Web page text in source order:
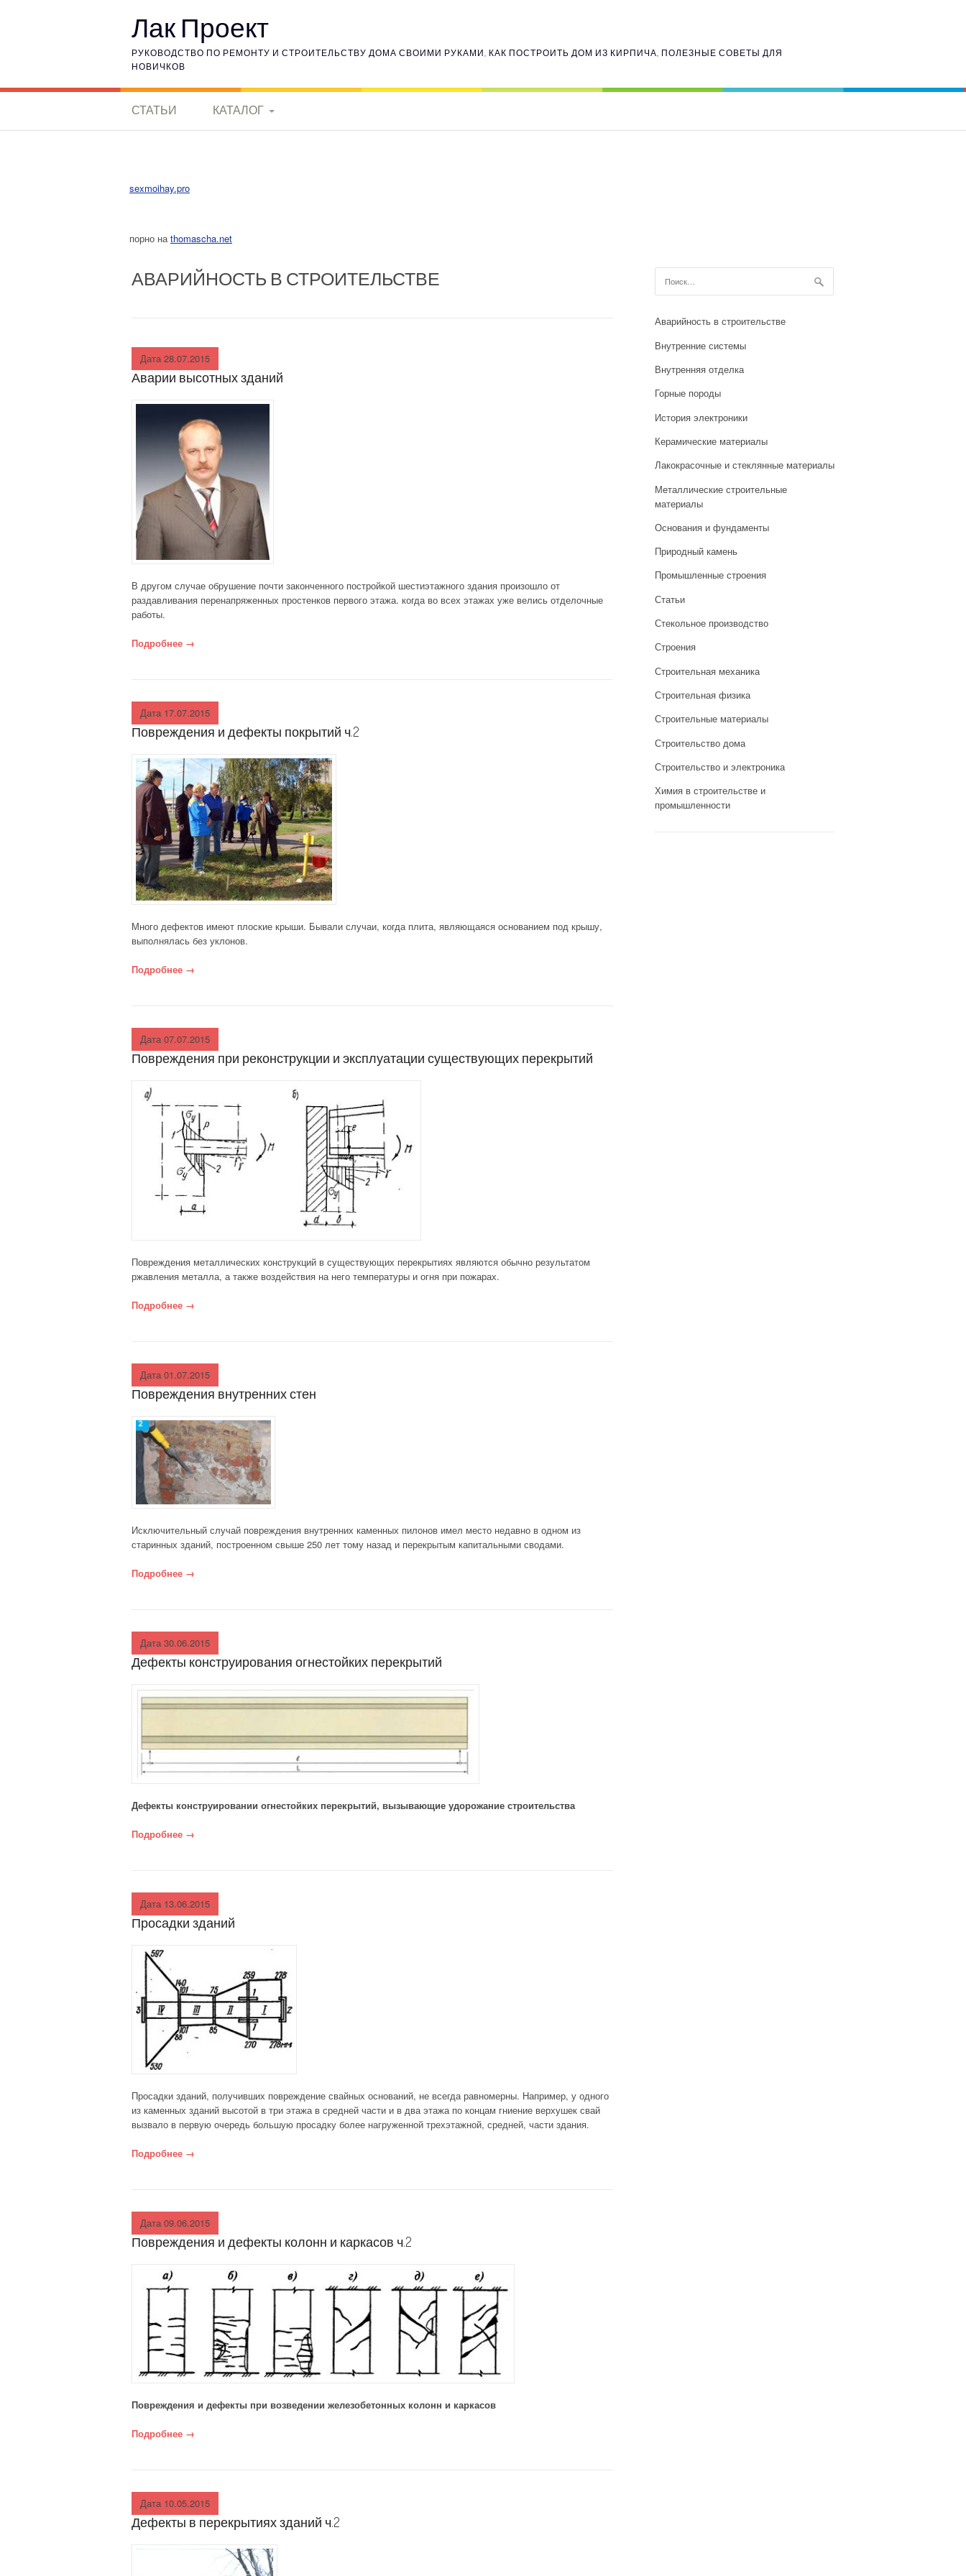
Лак Проект
РУКОВОДСТВО ПО РЕМОНТУ И СТРОИТЕЛЬСТВУ ДОМА СВОИМИ РУКАМИ, КАК ПОСТРОИТЬ ДОМ ИЗ КИРПИЧА, ПОЛЕЗНЫЕ СОВЕТЫ ДЛЯ
НОВИЧКОВ
СТАТЬИ КАТАЛОГ
ВНУТРЕННЯЯ
СТРОИТЕЛЬСТВЕ
ВНУТРЕННИЕ
СИСТЕМЫ
ОСНОВАНИЯ И
ФУНДАМЕНТЫ
ЛАКОКРАСОЧНЫЕ И
СТЕКЛЯННЫЕ
МАТЕРИАЛЫ
МЕТАЛЛИЧЕСКИЕ
МАТЕРИАЛЫ
СТРОЕНИЯ
СТЕКОЛЬНОЕ
ПРОИЗВОДСТВО
ХИМИЯ В
СТРОИТЕЛЬСТВЕ И
ПРОМЫШЛЕННОСТ
И
СТРОИТЕЛЬСТВО И
СТРОИТЕЛЬСТВО
СТРОИТЕЛЬНАЯ
ФИЗИКА
СТРОИТЕЛЬНАЯ
МЕХАНИКА
sexmoihay.pro
порно на thomascha.net
АВАРИЙНОСТЬ В СТРОИТЕЛЬСТВЕ
Дата 28.07.2015
Аварии высотных зданий
В другом случае обрушение почти законченного постройкой шестиэтажного здания произошло от
раздавливания перенапряженных простенков первого эта­жа. когда во всех этажах уже велись отделочные
работы.
Подробнее «Аварии высотных зданий»
→
Дата 17.07.2015
Повреждения и дефекты покрытий ч.2
Много дефектов имеют плоские крыши. Бывали случаи, когда плита, являющаяся основанием под крышу,
выполнялась без уклонов.
Подробнее «Повреждения и дефекты покрытий ч.2″
→
Дата 07.07.2015
Повреждения при реконструкции и эксплуатации существующих перекрытий
Повреждения металлических конструкций в существующих перекрытиях являются обычно результатом
ржавления металла, а также воздействия на него температуры и огня при пожарах.
Подробнее «Повреждения при реконструкции и эксплуатации существующих перекрытий»
→
Дата 01.07.2015
Повреждения внутренних стен
Исключительный случай повреждения внутренних каменных пилонов имел место недавно в одном из
старинных зданий, построенном свыше 250 лет тому назад и перекрытым капитальными сводами.
Подробнее «Повреждения внутренних стен»
→
Дата 30.06.2015
Дефекты конструирования огнестойких перекрытий
Дефекты конструировании огнестойких перекрытий, вызывающие удорожание строительства
Подробнее «Дефекты конструирования огнестойких перекрытий»
→
Дата 13.06.2015
Просадки зданий
Просадки зданий, получивших повреждение свайных оснований, не всегда равномерны. Например, у одного
из каменных зданий высотой в три этажа в средней части и в два этажа по концам гниение верхушек свай
вызвало в пер­вую очередь большую просадку более нагруженной трехэтажной, средней, части здания.
Подробнее «Просадки зданий»
→
Дата 09.06.2015
Повреждения и дефекты колонн и каркасов ч.2
Повреждения и дефекты при возведении железобетонных колонн и каркасов
Подробнее «Повреждения и дефекты колонн и каркасов ч.2″
→
Дата 10.05.2015
Дефекты в перекрытиях зданий ч.2
Аварийность в строительстве
Внутренние системы
Внутренняя отделка
Горные породы
История электроники
Керамические материалы
Лакокрасочные и стеклянные материалы
Металлические строительные
материалы
Основания и фундаменты
Природный камень
Промышленные строения
Статьи
Стекольное производство
Строения
Строительная механика
Строительная физика
Строительные материалы
Строительство дома
Строительство и электроника
Химия в строительстве и
промышленности